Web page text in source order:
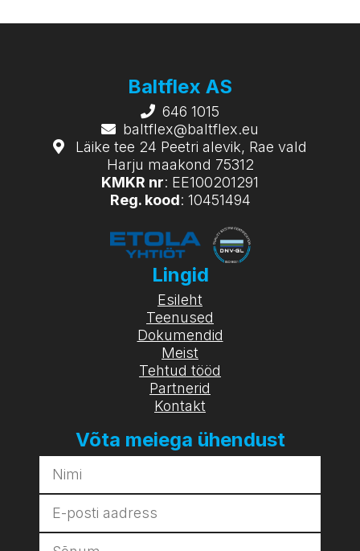
Baltflex AS
646 1015
baltflex@baltflex.eu
Läike tee 24 Peetri alevik, Rae vald
Harju maakond 75312
KMKR nr: EE100201291
Reg. kood: 10451494
Lingid
Esileht
Teenused
Dokumendid
Meist
Tehtud tööd
Partnerid
Kontakt
Võta meiega ühendust